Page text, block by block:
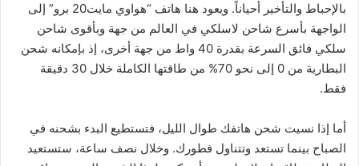
بالإحباط والتأخير أحياناً. ويعود هنا هاتف “هواوي مايت20 برو” إلى
الواجهة بأسرع شاحن لاسلكي في العالم من جهة وبأقوى شاحن
سلكي فائق السرعة بقدرة 40 واط من جهة أخرى، إذ بإمكانه شحن
البطارية من 0 إلى نحو 70% من طاقتها الكاملة خلال 30 دقيقة
فقط.
أما إذا نسيت شحن هاتفك طوال الليل، فتستطيع البدء بشحنه في
الصباح بينما تستعد وتتناول فطورك. وخلال نصف ساعة، ستستعيد